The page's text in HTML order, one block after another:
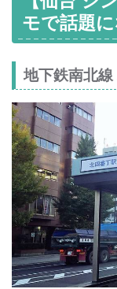
モで話題
地下鉄南北